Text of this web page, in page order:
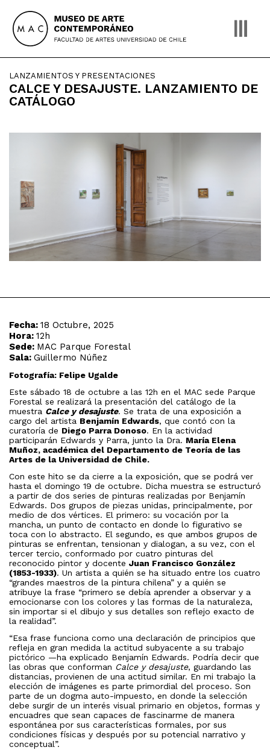
content
LANZAMIENTOS Y PRESENTACIONES
CALCE Y DESAJUSTE. LANZAMIENTO DE
CATÁLOGO
Fecha: 18 Octubre, 2025
Hora: 12h
Sede: MAC Parque Forestal
Sala: Guillermo Núñez
Fotografía: Felipe Ugalde
Este sábado 18 de octubre a las 12h en el MAC sede Parque
Forestal se realizará la presentación del catálogo de la
muestra Calce y desajuste. Se trata de una exposición a
cargo del artista Benjamín Edwards, que contó con la
curatoría de Diego Parra Donoso. En la actividad
participarán Edwards y Parra, junto la Dra. María Elena
Muñoz, académica del Departamento de Teoría de las
Artes de la Universidad de Chile.
Con este hito se da cierre a la exposición, que se podrá ver
hasta el domingo 19 de octubre. Dicha muestra se estructuró
a partir de dos series de pinturas realizadas por Benjamín
Edwards. Dos grupos de piezas unidas, principalmente, por
medio de dos vértices. El primero: su vocación por la
mancha, un punto de contacto en donde lo figurativo se
toca con lo abstracto. El segundo, es que ambos grupos de
pinturas se enfrentan, tensionan y dialogan, a su vez, con el
tercer tercio, conformado por cuatro pinturas del
reconocido pintor y docente Juan Francisco González
(1853-1933). Un artista a quién se ha situado entre los cuatro
“grandes maestros de la pintura chilena” y a quién se
atribuye la frase “primero se debía aprender a observar y a
emocionarse con los colores y las formas de la naturaleza,
sin importar si el dibujo y sus detalles son reflejo exacto de
la realidad”.
“Esa frase funciona como una declaración de principios que
refleja en gran medida la actitud subyacente a su trabajo
pictórico —ha explicado Benjamín Edwards. Podría decir que
las obras que conforman Calce y desajuste, guardando las
distancias, provienen de una actitud similar. En mi trabajo la
elección de imágenes es parte primordial del proceso. Son
parte de un dogma auto-impuesto, en donde la selección
debe surgir de un interés visual primario en objetos, formas y
encuadres que sean capaces de fascinarme de manera
espontánea por sus características formales, por sus
condiciones físicas y después por su potencial narrativo y
conceptual”.